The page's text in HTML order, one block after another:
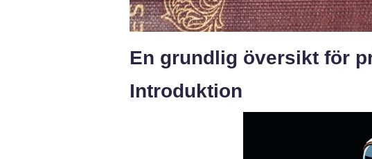
En grundlig översikt för
Introduktion